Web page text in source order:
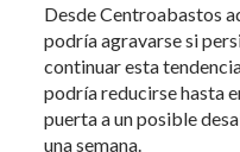
Desde Centroabastos
podría agravarse si
continuar esta
podría reducirse hasta
puerta a un posible
una semana.